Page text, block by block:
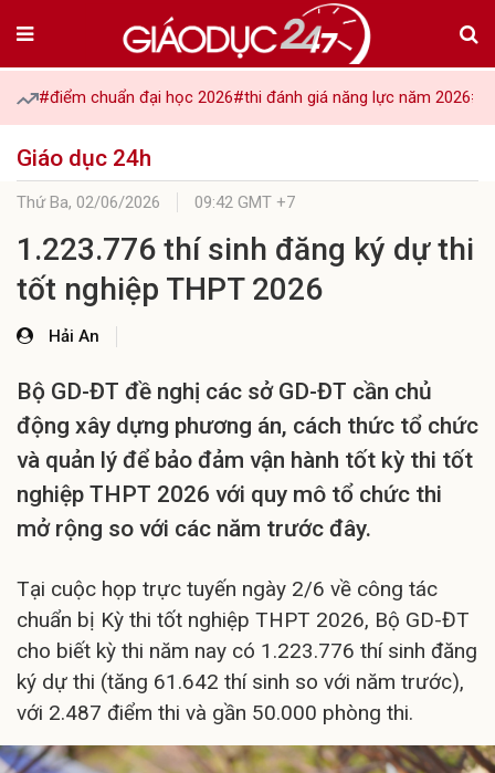
#điểm chuẩn đại học 2026#thi đánh giá năng lực năm 2026
Giáo dục 24h
Thứ Ba, 02/06/2026 09:42 GMT +7
1.223.776 thí sinh đăng ký dự thi
tốt nghiệp THPT 2026
Hải An
Bộ GD-ĐT đề nghị các sở GD-ĐT cần chủ
động xây dựng phương án, cách thức tổ chức
và quản lý để bảo đảm vận hành tốt kỳ thi tốt
nghiệp THPT 2026 với quy mô tổ chức thi
mở rộng so với các năm trước đây.
Tại cuộc họp trực tuyến ngày 2/6 về công tác
chuẩn bị Kỳ thi tốt nghiệp THPT 2026, Bộ GD-ĐT
cho biết kỳ thi năm nay có 1.223.776 thí sinh đăng
ký dự thi (tăng 61.642 thí sinh so với năm trước),
với 2.487 điểm thi và gần 50.000 phòng thi.